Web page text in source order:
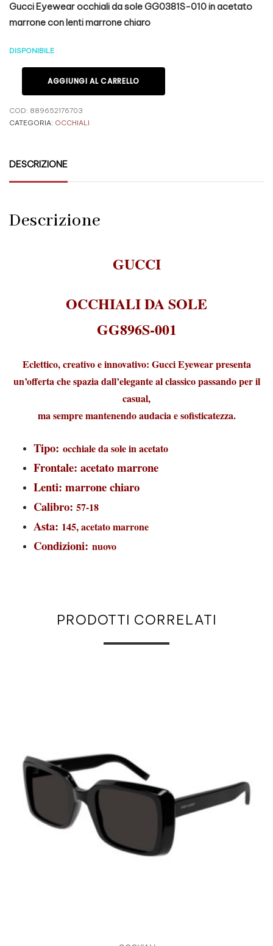
Gucci Eyewear occhiali da sole GG0381S-010 in acetato
marrone con lenti marrone chiaro
DISPONIBILE
AGGIUNGI AL CARRELLO
COD: 889652176703
CATEGORIA: OCCHIALI
DESCRIZIONE
Descrizione
GUCCI
OCCHIALI DA SOLE
GG896S-001
Eclettico, creativo e innovativo: Gucci Eyewear presenta
un’offerta che spazia dall’elegante al classico passando per il
casual,
ma sempre mantenendo audacia e sofisticatezza.
Tipo: occhiale da sole in acetato
Frontale: acetato marrone
Lenti: marrone chiaro
Calibro: 57-18
Asta: 145, acetato marrone
Condizioni: nuovo
PRODOTTI CORRELATI